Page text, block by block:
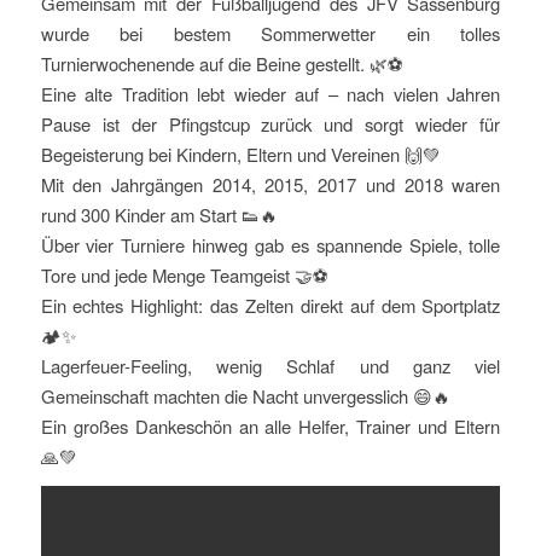
wurde bei bestem Sommerwetter ein tolles
Turnierwochenende auf die Beine gestellt. 🌿⚽
Eine alte Tradition lebt wieder auf – nach vielen Jahren
Pause ist der Pfingstcup zurück und sorgt wieder für
Begeisterung bei Kindern, Eltern und Vereinen 🙌💚
Mit den Jahrgängen 2014, 2015, 2017 und 2018 waren
rund 300 Kinder am Start 👟🔥
Über vier Turniere hinweg gab es spannende Spiele, tolle
Tore und jede Menge Teamgeist 🤝⚽
Ein echtes Highlight: das Zelten direkt auf dem Sportplatz
🏕️✨
Lagerfeuer-Feeling, wenig Schlaf und ganz viel
Gemeinschaft machten die Nacht unvergesslich 😄🔥
Ein großes Dankeschön an alle Helfer, Trainer und Eltern
🙏💚